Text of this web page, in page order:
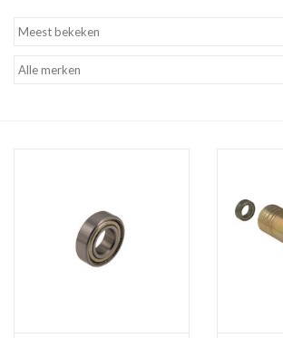
Kartbokjes en standaarden
Motoren en onderdelen